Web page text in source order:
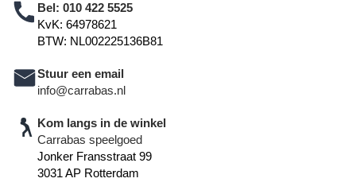
Bel: 010 422 5525
KvK: 64978621
BTW: NL002225136B81
Stuur een email
info@carrabas.nl
Kom langs in de winkel
Carrabas speelgoed
Jonker Fransstraat 99
3031 AP Rotterdam